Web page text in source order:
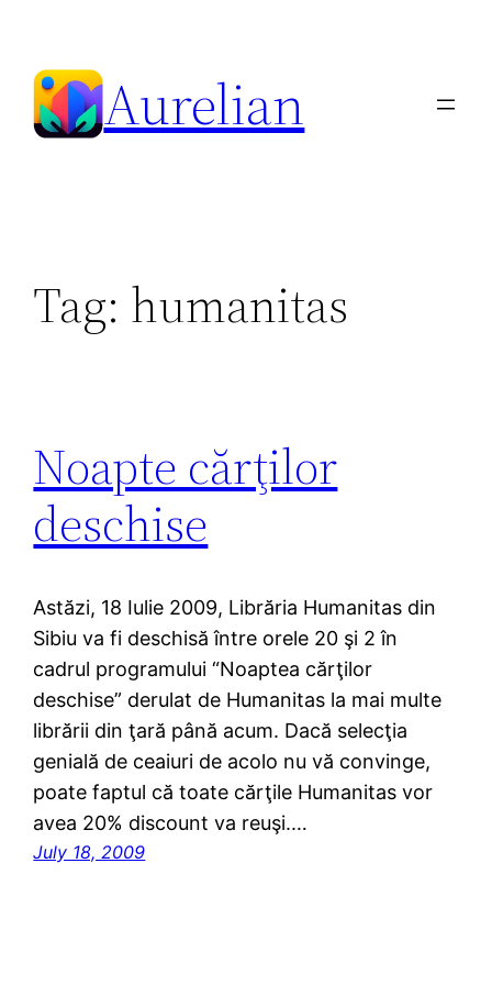
content
Aurelian
Tag: humanitas
Noapte cărţilor
deschise
Astăzi, 18 Iulie 2009, Librăria Humanitas din
Sibiu va fi deschisă între orele 20 şi 2 în
cadrul programului “Noaptea cărţilor
deschise” derulat de Humanitas la mai multe
librării din ţară până acum. Dacă selecţia
genială de ceaiuri de acolo nu vă convinge,
poate faptul că toate cărţile Humanitas vor
avea 20% discount va reuşi.…
July 18, 2009